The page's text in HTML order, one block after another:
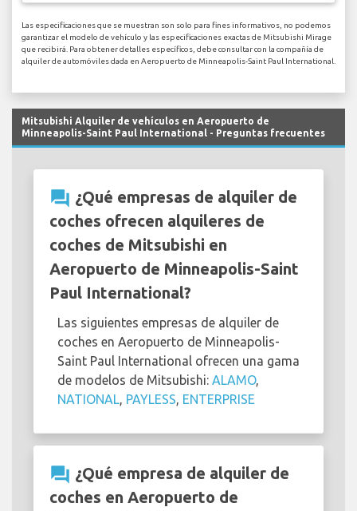
Las especificaciones que se muestran son solo para fines informativos, no podemos
garantizar el modelo de vehículo y las especificaciones exactas de Mitsubishi Mirage
que recibirá. Para obtener detalles específicos, debe consultar con la compañía de
alquiler de automóviles dada en Aeropuerto de Minneapolis-Saint Paul International.
Mitsubishi Alquiler de vehículos en Aeropuerto de
Minneapolis-Saint Paul International - Preguntas frecuentes
question_answer ¿Qué empresas de alquiler de
coches ofrecen alquileres de
coches de Mitsubishi en
Aeropuerto de Minneapolis-Saint
Paul International?
Las siguientes empresas de alquiler de
coches en Aeropuerto de Minneapolis-
Saint Paul International ofrecen una gama
de modelos de Mitsubishi: ALAMO,
NATIONAL, PAYLESS, ENTERPRISE
question_answer ¿Qué empresa de alquiler de
coches en Aeropuerto de